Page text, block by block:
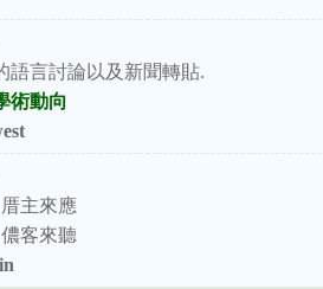
語言討論以及新聞轉貼.
術動向
主來應
客來聽